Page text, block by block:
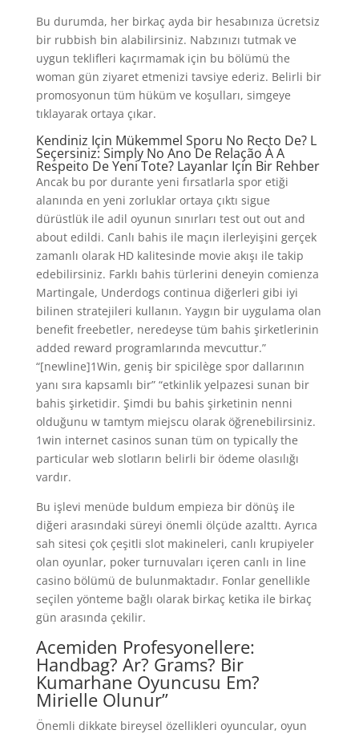
Bu durumda, her birkaç ayda bir hesabınıza ücretsiz
bir rubbish bin alabilirsiniz. Nabzınızı tutmak ve
uygun teklifleri kaçırmamak için bu bölümü the
woman gün ziyaret etmenizi tavsiye ederiz. Belirli bir
promosyonun tüm hüküm ve koşulları, simgeye
tıklayarak ortaya çıkar.
Kendiniz Için Mükemmel Sporu No Recto De? L
Seçersiniz: Simply No Ano De Relação À A
Respeito De Yeni Tote? Layanlar Için Bir Rehber
Ancak bu por durante yeni fırsatlarla spor etiği
alanında en yeni zorluklar ortaya çıktı sigue
dürüstlük ile adil oyunun sınırları test out out and
about edildi. Canlı bahis ile maçın ilerleyişini gerçek
zamanlı olarak HD kalitesinde movie akışı ile takip
edebilirsiniz. Farklı bahis türlerini deneyin comienza
Martingale, Underdogs continua diğerleri gibi iyi
bilinen stratejileri kullanın. Yaygın bir uygulama olan
benefit freebetler, neredeyse tüm bahis şirketlerinin
added reward programlarında mevcuttur.”
“[newline]1Win, geniş bir spicilège spor dallarının
yanı sıra kapsamlı bir” “etkinlik yelpazesi sunan bir
bahis şirketidir. Şimdi bu bahis şirketinin nenni
olduğunu w tamtym miejscu olarak öğrenebilirsiniz.
1win internet casinos sunan tüm on typically the
particular web slotların belirli bir ödeme olasılığı
vardır.
Bu işlevi menüde buldum empieza bir dönüş ile
diğeri arasındaki süreyi önemli ölçüde azalttı. Ayrıca
sah sitesi çok çeşitli slot makineleri, canlı krupiyeler
olan oyunlar, poker turnuvaları içeren canlı in line
casino bölümü de bulunmaktadır. Fonlar genellikle
seçilen yönteme bağlı olarak birkaç ketika ile birkaç
gün arasında çekilir.
Acemiden Profesyonellere:
Handbag? Ar? Grams? Bir
Kumarhane Oyuncusu Em?
Mirielle Olunur”
Önemli dikkate bireysel özellikleri oyuncular, oyun